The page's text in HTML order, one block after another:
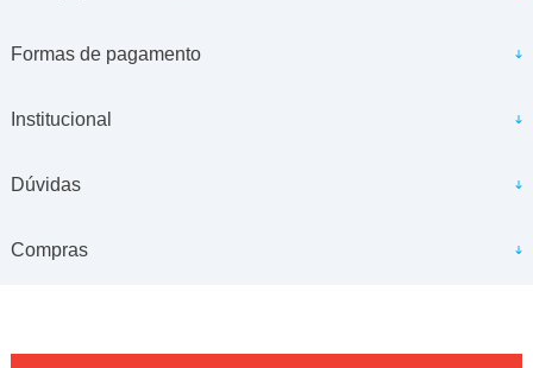
Formas de pagamento
Institucional
Dúvidas
Compras